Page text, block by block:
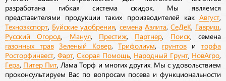
разработана гибкая система скидок. Мы являемся
представителями продукции таких производителей как Август
Техноэкспорт Буйские удобрения семена Аэлита, СеДеК Гавриш
Русский Огород Манул, Престиж Партнер Поиск, семена
газонных трав Зеленый Ковер,Трифолиум грунтовиторфа
Росторфинвест Фарт, Скорая Помощь Народный Грунт, НовАгро
Гера Питер Пит , Лама Торф и многих других. Мы с удовольствием
проконсультируем Вас по вопросам посева и функциональности